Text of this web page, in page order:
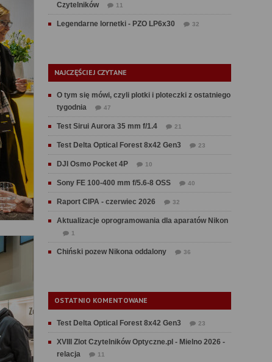
Czytelników
11
Legendarne lornetki - PZO LP6x30 32
NAJCZĘŚCIEJ CZYTANE
O tym się mówi, czyli plotki i ploteczki z ostatniego
tygodnia
47
Test Sirui Aurora 35 mm f/1.4 21
Test Delta Optical Forest 8x42 Gen3 23
DJI Osmo Pocket 4P 10
Sony FE 100-400 mm f/5.6-8 OSS 40
Raport CIPA - czerwiec 2026 32
Aktualizacje oprogramowania dla aparatów Nikon
1
Chiński pozew Nikona oddalony 36
OSTATNIO KOMENTOWANE
Test Delta Optical Forest 8x42 Gen3 23
XVIII Zlot Czytelników Optyczne.pl - Mielno 2026 -
relacja
11